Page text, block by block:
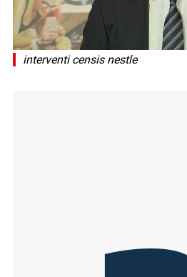
interventi censis nestle